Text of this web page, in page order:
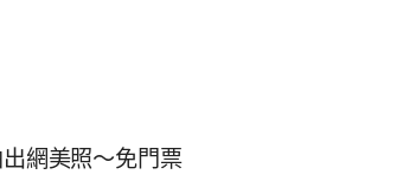
網美照～免門票